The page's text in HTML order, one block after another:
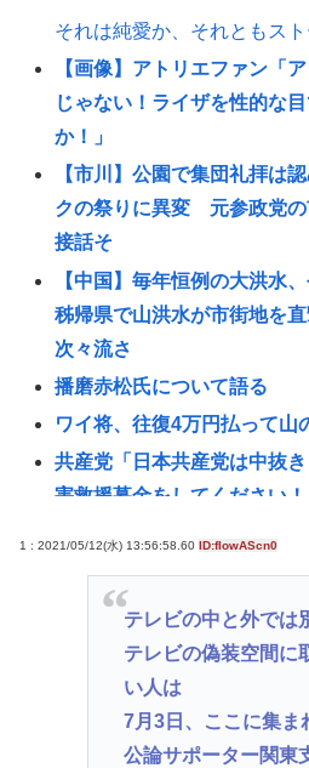
それは純愛か、それともス
【画像】アトリエファン「
じゃない！ライザを性的な
か！」
【市川】公園で集団礼拝は
クの祭りに異変 元参政党の
接話そ
【中国】毎年恒例の大洪水
秭帰県で山洪水が市街地を
次々流さ
播磨赤松氏について語る
ワイ将、往復4万円払って山
共産党「日本共産党は中抜
害救援募金をしてください！
パチ●コ屋の倒産が止まらず
存症が徐々に脱落。低換金
中道改革連合・国民民主・
減税にブチギレ発狂 減税に
1 : 2021/05/12(水) 13:56:58.60 ID:fIowAScn0
テレビの中と外では
テレビの偽装空間に
い人は
7月3日、ここに集ま
公論サポーター関